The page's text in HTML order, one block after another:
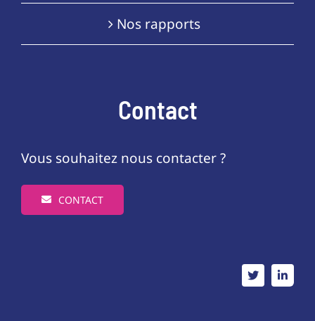
Nos rapports
Contact
Vous souhaitez nous contacter ?
CONTACT